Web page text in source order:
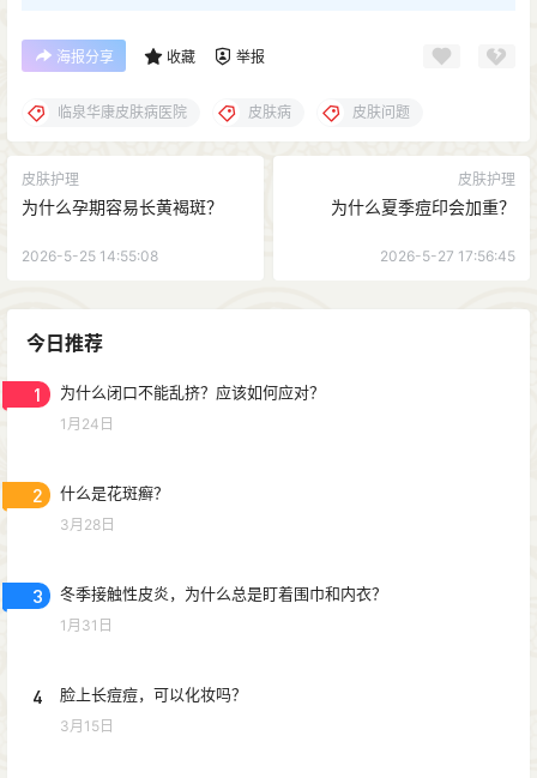
海报分享 收藏 举报
临泉华康皮肤病医院 皮肤病 皮肤问题
皮肤护理
为什么孕期容易长黄褐斑？
2026-5-25 14:55:08
皮肤护理
为什么夏季痘印会加重？
2026-5-27 17:56:45
今日推荐
1 为什么闭口不能乱挤？应该如何应对？
1月24日
2 什么是花斑癣？
3月28日
3 冬季接触性皮炎，为什么总是盯着围巾和内衣？
1月31日
4 脸上长痘痘，可以化妆吗？
3月15日